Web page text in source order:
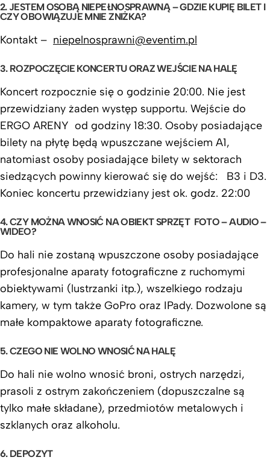
2. JESTEM OSOBĄ NIEPEŁNOSPRAWNĄ – GDZIE KUPIĘ BILET I
CZY OBOWIĄZUJE MNIE ZNIŻKA?
Kontakt – niepelnosprawni@eventim.pl
3. ROZPOCZĘCIE KONCERTU ORAZ WEJŚCIE NA HALĘ
Koncert rozpocznie się o godzinie 20:00. Nie jest
przewidziany żaden występ supportu. Wejście do
ERGO ARENY od godziny 18:30. Osoby posiadające
bilety na płytę będą wpuszczane wejściem A1,
natomiast osoby posiadające bilety w sektorach
siedzących powinny kierować się do wejść: B3 i D3.
Koniec koncertu przewidziany jest ok. godz. 22:00
4. CZY MOŻNA WNOSIĆ NA OBIEKT SPRZĘT FOTO – AUDIO –
WIDEO?
Do hali nie zostaną wpuszczone osoby posiadające
profesjonalne aparaty fotograficzne z ruchomymi
obiektywami (lustrzanki itp.), wszelkiego rodzaju
kamery, w tym także GoPro oraz IPady. Dozwolone są
małe kompaktowe aparaty fotograficzne.
5. CZEGO NIE WOLNO WNOSIĆ NA HALĘ
Do hali nie wolno wnosić broni, ostrych narzędzi,
prasoli z ostrym zakończeniem (dopuszczalne są
tylko małe składane), przedmiotów metalowych i
szklanych oraz alkoholu.
6. DEPOZYT